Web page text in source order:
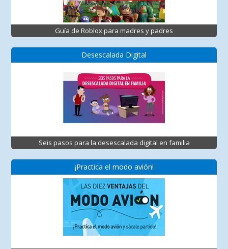
Guía de Roblox para madres y padres
Desescalada Digital
Seis pasos para la desescalada digital en familia
¡Practica el modo avión!